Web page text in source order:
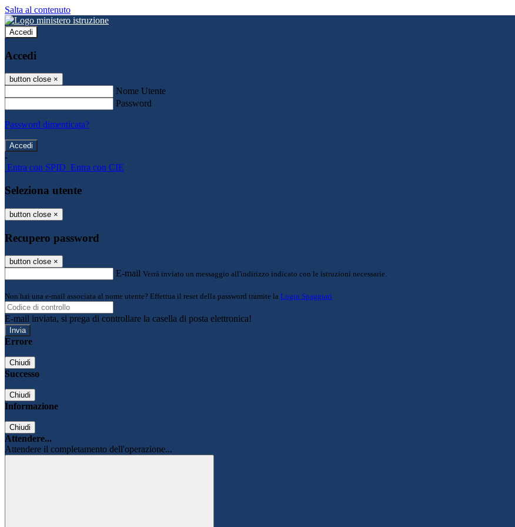
Salta al contenuto
Accedi
Accedi
button close ×
Nome Utente
Password
Password dimenticata?
-
Entra con SPID Entra con CIE
Seleziona utente
button close ×
Recupero password
button close ×
E-mail Verrà inviato un messaggio all'indirizzo indicato con le istruzioni necessarie.
Non hai una e-mail associata al nome utente? Effettua il reset della password tramite la Login Spaggiari
E-mail inviata, si prega di controllare la casella di posta elettronica!
Errore
Chiudi
Successo
Chiudi
Informazione
Chiudi
Attendere...
Attendere il completamento dell'operazione...